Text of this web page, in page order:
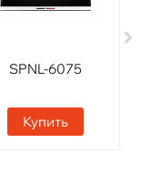
SPNL-6075
Купить